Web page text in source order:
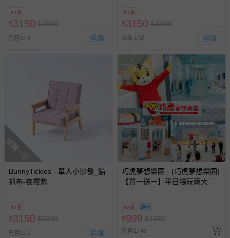
81折
$3150 $3899
已售出 4 追蹤
81折
$3150 $3899
最新上架 追蹤
搶購一空
BunnyTickles - 單人小沙發_貓
抓布-夜櫻紫
81折
$3150 $3899
已售出 1 追蹤
巧虎夢想樂園 - (巧虎夢想樂園)
【買一送一】平日暢玩兩大一
2026/10/16 正券逾期視同現金
券使用
62折
$999 $1600
已售出 48